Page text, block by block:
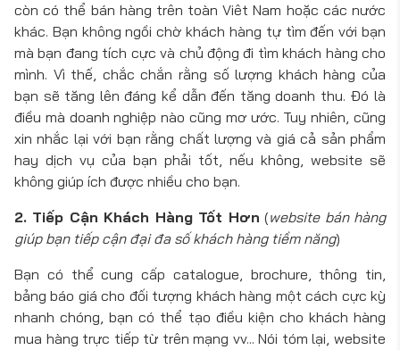
còn có thể bán hàng trên toàn Viêt Nam hoặc các nước
khác. Bạn không ngồi chờ khách hàng tự tìm đến với bạn
mà bạn đang tích cực và chủ động đi tìm khách hàng cho
mình. Vì thế, chắc chắn rằng số lượng khách hàng của
bạn sẽ tăng lên đáng kể dẫn đến tăng doanh thu. Đó là
điều mà doanh nghiệp nào cũng mơ ước. Tuy nhiên, cũng
xin nhắc lại với bạn rằng chất lượng và giá cả sản phẩm
hay dịch vụ của bạn phải tốt, nếu không, website sẽ
không giúp ích được nhiều cho bạn.
2. Tiếp Cận Khách Hàng Tốt Hơn (website bán hàng
giúp bạn tiếp cận đại đa số khách hàng tiềm năng)
Bạn có thể cung cấp catalogue, brochure, thông tin,
bảng báo giá cho đối tượng khách hàng một cách cực kỳ
nhanh chóng, bạn có thể tạo điều kiện cho khách hàng
mua hàng trực tiếp từ trên mạng vv... Nói tóm lại, website